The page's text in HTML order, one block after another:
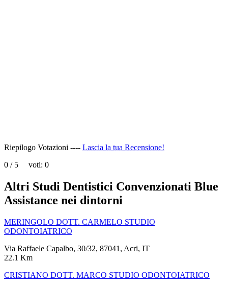
Riepilogo Votazioni ---- Lascia la tua Recensione!
0 / 5 voti: 0
Altri Studi Dentistici Convenzionati Blue
Assistance nei dintorni
MERINGOLO DOTT. CARMELO STUDIO
ODONTOIATRICO
Via Raffaele Capalbo, 30/32, 87041, Acri, IT
22.1 Km
CRISTIANO DOTT. MARCO STUDIO ODONTOIATRICO